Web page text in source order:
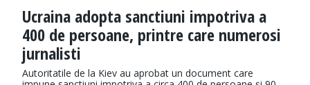
Ucraina adopta sanctiuni impotriva a
400 de persoane, printre care numerosi
jurnalisti
Autoritatile de la Kiev au aprobat un document care